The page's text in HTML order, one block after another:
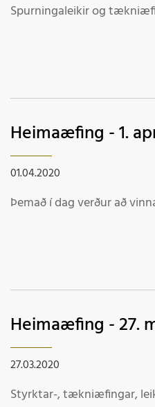
Spurningaleikir og
Heimaæfing - 1.
01.04.2020
Þemað í dag verður að
Heimaæfing - 27.
27.03.2020
Styrktar-, tækniæfingar,